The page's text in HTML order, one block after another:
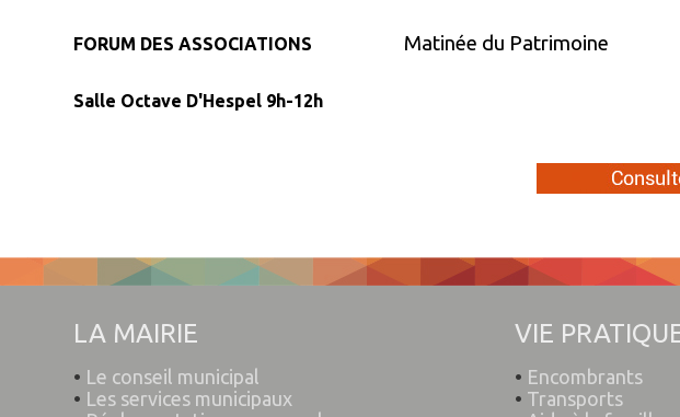
FORUM DES ASSOCIATIONS
Salle Octave D'Hespel 9h-12h
Matinée du Patrimoine
LA MAIRIE
• Le conseil municipal
• Les services municipaux
VIE
• Encombrants
• Transports